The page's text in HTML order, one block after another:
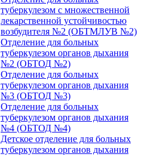
туберкулезом с множественной
лекарственной устойчивостью
возбудителя №2 (ОБТМЛУВ №2)
Отделение для больных
туберкулезом органов дыхания
№2 (ОБТОД №2)
Отделение для больных
туберкулезом органов дыхания
№3 (ОБТОД №3)
Отделение для больных
туберкулезом органов дыхания
№4 (ОБТОД №4)
Детское отделение для больных
туберкулезом органов дыхания